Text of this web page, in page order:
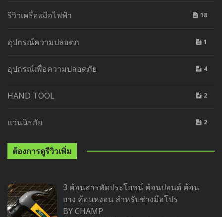
รีวิวเครื่องมือไฟฟ้า 18
อุปกรณ์ความปลอดภ 1
อุปกรณ์เพื่อความปลอดภัย 4
HAND TOOL 2
แว่นนิรภัย 2
ต้องการดูรีวิวเพิ่ม
3 ค้อนสารพัดประโยชน์ ค้อนปอนด์ ค้อน
ยาง ค้อนหงอน สำหรับช่างมือโปร
BY CHAMP